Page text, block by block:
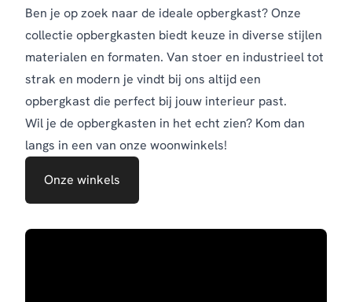
Ben je op zoek naar de ideale opbergkast? Onze
collectie opbergkasten biedt keuze in diverse stijlen
materialen en formaten. Van stoer en industrieel tot
strak en modern je vindt bij ons altijd een
opbergkast die perfect bij jouw interieur past.
Wil je de opbergkasten in het echt zien? Kom dan
langs in een van onze woonwinkels!
Onze winkels